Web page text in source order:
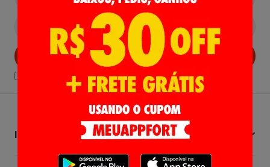
Cadastrar
Declaro estar ciente dasPoliticas de Privacidade.
Institucional